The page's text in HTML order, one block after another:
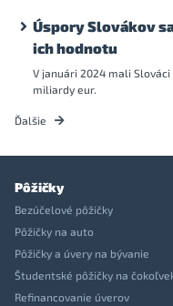
Úspory Slovákov
ich hodnotu
V januári 2024 mali
miliardy eur.
Ďalšie
Pôžičky
Bezúčelové pôžičky
Pôžičky na auto
Pôžičky a úvery na bývanie
Študentské pôžičky na
Refinancovanie úverov